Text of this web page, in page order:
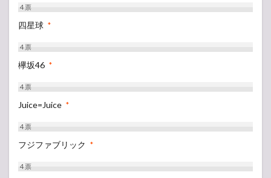
4票
四星球 *
4票
欅坂46 *
4票
Juice=Juice *
4票
フジファブリック *
4票